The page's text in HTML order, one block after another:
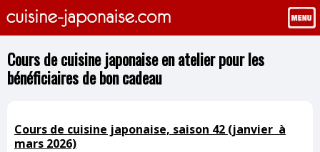
Cours de cuisine japonaise en atelier pour les
bénéficiaires de bon cadeau
Cours de cuisine japonaise, saison 42 (janvier à
mars 2026)